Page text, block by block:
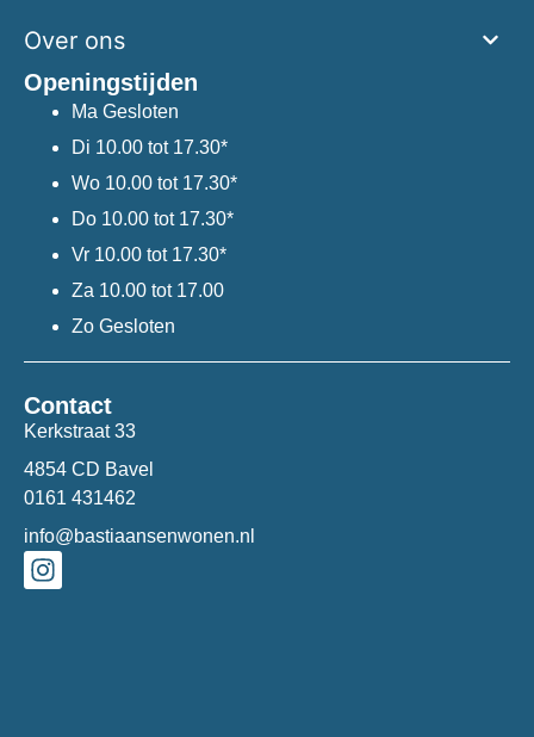
Over ons
Openingstijden
Ma Gesloten
Di 10.00 tot 17.30*
Wo 10.00 tot 17.30*
Do 10.00 tot 17.30*
Vr 10.00 tot 17.30*
Za 10.00 tot 17.00
Zo Gesloten
Contact
Kerkstraat 33
4854 CD Bavel
0161 431462
info@bastiaansenwonen.nl